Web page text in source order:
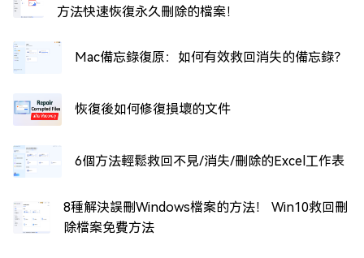
方法快速恢復永久刪除的檔案！
Mac備忘錄復原：如何有效救回消失的備忘錄？
恢復後如何修復損壞的文件
6個方法輕鬆救回不見/消失/刪除的Excel工作表
8種解決誤刪Windows檔案的方法！ Win10救回刪
除檔案免費方法